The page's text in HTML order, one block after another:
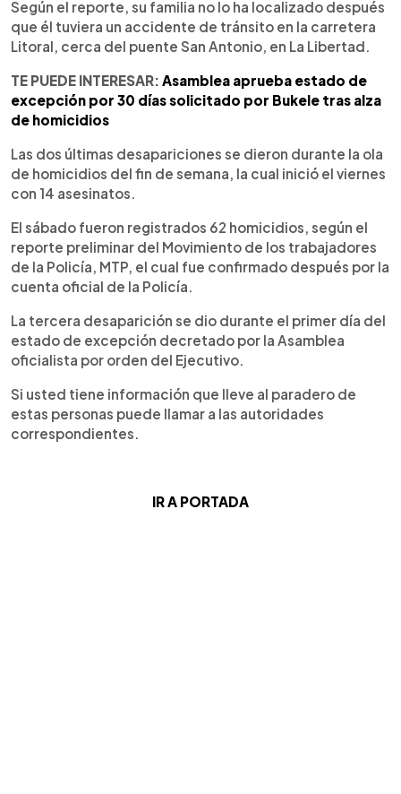
Según el reporte, su familia no lo ha localizado después
que él tuviera un accidente de tránsito en la carretera
Litoral, cerca del puente San Antonio, en La Libertad.
TE PUEDE INTERESAR: Asamblea aprueba estado de
excepción por 30 días solicitado por Bukele tras alza
de homicidios
Las dos últimas desapariciones se dieron durante la ola
de homicidios del fin de semana, la cual inició el viernes
con 14 asesinatos.
El sábado fueron registrados 62 homicidios, según el
reporte preliminar del Movimiento de los trabajadores
de la Policía, MTP, el cual fue confirmado después por la
cuenta oficial de la Policía.
La tercera desaparición se dio durante el primer día del
estado de excepción decretado por la Asamblea
oficialista por orden del Ejecutivo.
Si usted tiene información que lleve al paradero de
estas personas puede llamar a las autoridades
correspondientes.
IR A PORTADA